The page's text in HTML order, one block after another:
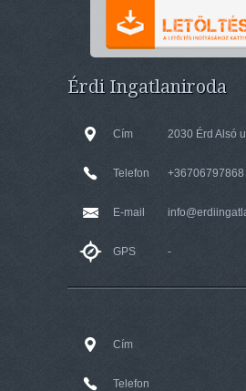
Érdi Ingatlaniroda
Cím 2030 Érd Alsó
Telefon +36706797868
E-mail
GPS -
Cím
Telefon